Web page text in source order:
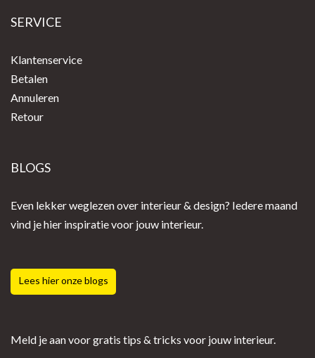
SERVICE
Klantenservice
Betalen
Annuleren
Retour
BLOGS
Even lekker weglezen over interieur & design? Iedere maand
vind je hier inspiratie voor jouw interieur.
Lees hier onze blogs
Meld je aan voor gratis tips & tricks voor jouw interieur.